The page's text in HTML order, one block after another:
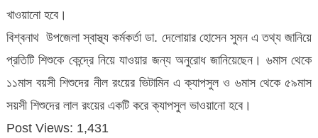
খাওয়ানো হবে।
বিশ্বনাথ উপজেলা স্বাস্থ্য কর্মকর্তা ডা. দেলোয়ার হোসেন সুমন এ তথ্য জানিয়ে
প্রতিটি শিশুকে কেন্দ্রে নিয়ে যাওয়ার জন্য অনুরোধ জানিয়েছেন। ৬মাস থেকে
১১মাস বয়সী শিশুদের নীল রংয়ের ভিটামিন এ ক্যাপসুল ও ৬মাস থেকে ৫৯মাস
সয়সী শিশুদের লাল রংয়ের একটি করে ক্যাপসুল ভাওয়ানো হবে।
Post Views: 1,431